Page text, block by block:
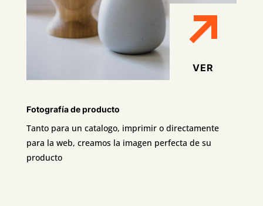
VER
Fotografía de producto
Tanto para un catalogo, imprimir o directamente
para la web, creamos la imagen perfecta de su
producto